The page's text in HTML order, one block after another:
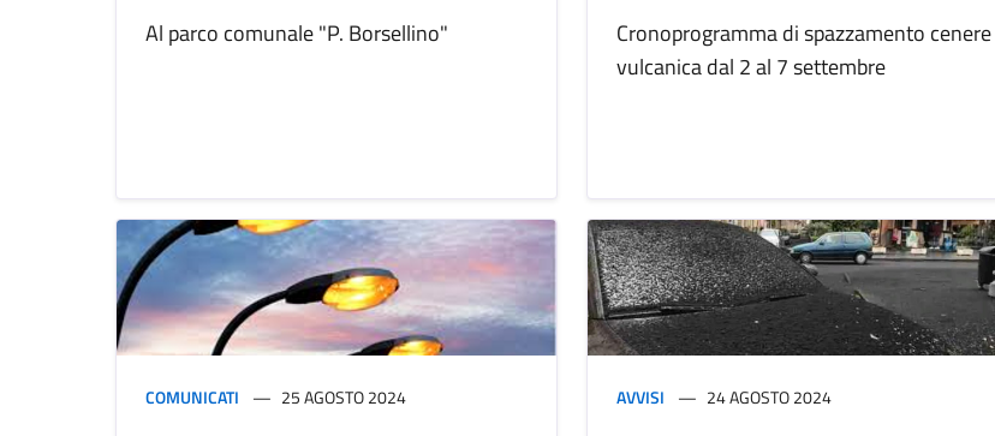
Al parco comunale "P. Borsellino"
Cronoprogramma di spazzamento cenere
vulcanica dal 2 al 7 settembre
COMUNICATI 25 AGOSTO 2024 AVVISI 24 AGOSTO 2024